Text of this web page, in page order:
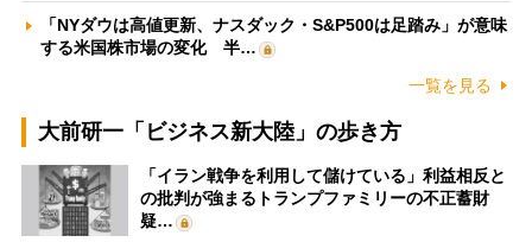
「NYダウは高値更新、ナスダック・S&P500は足踏み」が意味
する米国株市場の変化 半…
一覧を見る
大前研一「ビジネス新大陸」の歩き方
「イラン戦争を利用して儲けている」利益相反と
の批判が強まるトランプファミリーの不正蓄財
疑…